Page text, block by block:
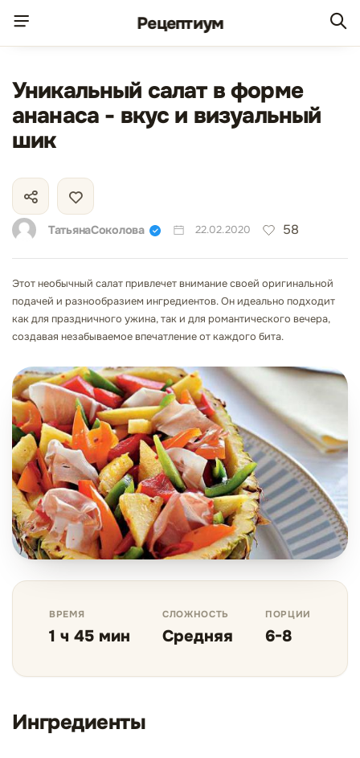
Рецептиум
Уникальный салат в форме
ананаса - вкус и визуальный
шик
ТатьянаСоколова 22.02.2020 58
Этот необычный салат привлечет внимание своей оригинальной
подачей и разнообразием ингредиентов. Он идеально подходит
как для праздничного ужина, так и для романтического вечера,
создавая незабываемое впечатление от каждого бита.
ВРЕМЯ
1 ч 45 мин
СЛОЖНОСТЬ
Средняя
ПОРЦИИ
6-8
Ингредиенты